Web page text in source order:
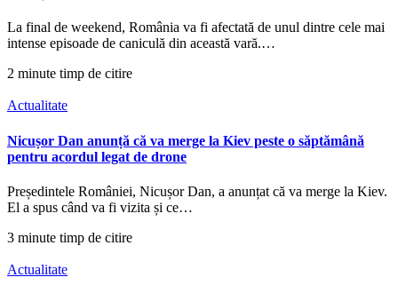
La final de weekend, România va fi afectată de unul dintre cele mai
intense episoade de caniculă din această vară.…
2 minute timp de citire
Actualitate
Nicușor Dan anunță că va merge la Kiev peste o săptămână
pentru acordul legat de drone
Președintele României, Nicușor Dan, a anunțat că va merge la Kiev.
El a spus când va fi vizita și ce…
3 minute timp de citire
Actualitate